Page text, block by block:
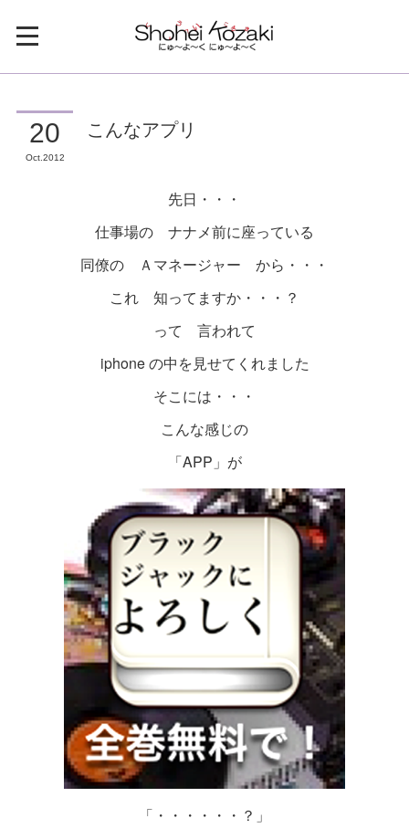
20
Oct 2012
こんなアプリ
先日・・・
仕事場の ナナメ前に座っている
同僚の Ａマネージャー から・・・
これ 知ってますか・・・？
って 言われて
iphone の中を見せてくれました
そこには・・・
こんな感じの
「APP」が
「・・・・・・？」